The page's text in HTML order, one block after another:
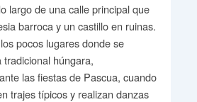
largo de una calle principal que
barroca y un castillo en ruinas.
pocos lugares donde se
húngara,
las fiestas de Pascua, cuando
trajes típicos y realizan danzas